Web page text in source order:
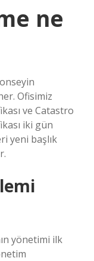
ne
Ofisimiz
ve Catastro
iki gün
yeni başlık
yönetimi ilk